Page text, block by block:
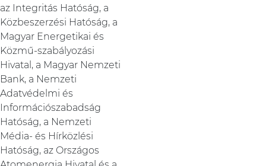
az Integritás Hatóság, a
Közbeszerzési Hatóság, a
Magyar Energetikai és
Közmű-szabályozási
Hivatal, a Magyar Nemzeti
Bank, a Nemzeti
Adatvédelmi és
Információszabadság
Hatóság, a Nemzeti
Média- és Hírközlési
Hatóság, az Országos